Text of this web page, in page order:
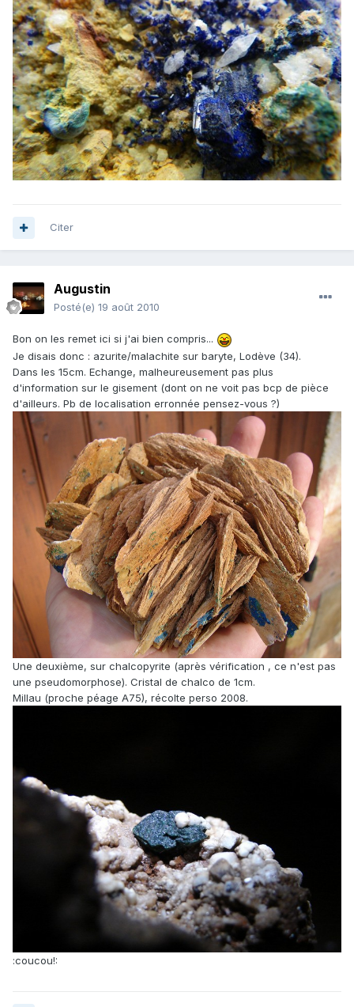
Citer
Augustin
Posté(e) 19 août 2010
Bon on les remet ici si j'ai bien compris...
Je disais donc : azurite/malachite sur baryte, Lodève (34).
Dans les 15cm. Echange, malheureusement pas plus
d'information sur le gisement (dont on ne voit pas bcp de pièce
d'ailleurs. Pb de localisation erronnée pensez-vous ?)
Une deuxième, sur chalcopyrite (après vérification , ce n'est pas
une pseudomorphose). Cristal de chalco de 1cm.
Millau (proche péage A75), récolte perso 2008.
:coucou!: